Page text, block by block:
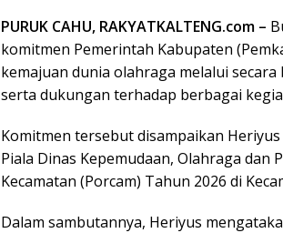
PURUK CAHU, RAKYATKALTENG.com –
komitmen Pemerintah Kabupaten
kemajuan dunia olahraga melalui
serta dukungan terhadap berbagai
Komitmen tersebut disampaikan
Piala Dinas Kepemudaan, Olahraga dan
Kecamatan (Porcam) Tahun 2026 di
Dalam sambutannya, Heriyus